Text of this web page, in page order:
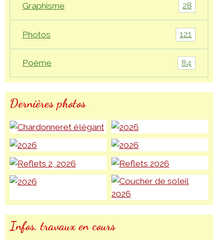
Graphisme 28
Photos 121
Poème 84
Dernières photos
Infos, travaux en cours